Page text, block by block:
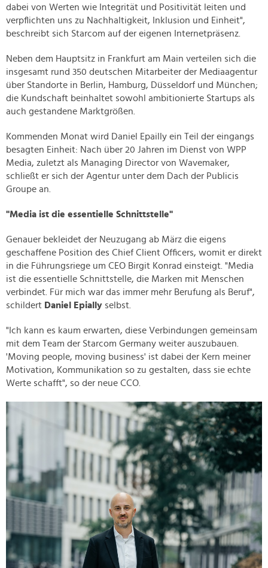
dabei von Werten wie Integrität und Positivität leiten und
verpflichten uns zu Nachhaltigkeit, Inklusion und Einheit",
beschreibt sich Starcom auf der eigenen Internetpräsenz.
Neben dem Hauptsitz in Frankfurt am Main verteilen sich die
insgesamt rund 350 deutschen Mitarbeiter der Mediaagentur
über Standorte in Berlin, Hamburg, Düsseldorf und München;
die Kundschaft beinhaltet sowohl ambitionierte Startups als
auch gestandene Marktgrößen.
Kommenden Monat wird Daniel Epailly ein Teil der eingangs
besagten Einheit: Nach über 20 Jahren im Dienst von WPP
Media, zuletzt als Managing Director von Wavemaker,
schließt er sich der Agentur unter dem Dach der Publicis
Groupe an.
"Media ist die essentielle Schnittstelle"
Genauer bekleidet der Neuzugang ab März die eigens
geschaffene Position des Chief Client Officers, womit er direkt
in die Führungsriege um CEO Birgit Konrad einsteigt. "Media
ist die essentielle Schnittstelle, die Marken mit Menschen
verbindet. Für mich war das immer mehr Berufung als Beruf",
schildert Daniel Epially selbst.
"Ich kann es kaum erwarten, diese Verbindungen gemeinsam
mit dem Team der Starcom Germany weiter auszubauen.
'Moving people, moving business' ist dabei der Kern meiner
Motivation, Kommunikation so zu gestalten, dass sie echte
Werte schafft", so der neue CCO.